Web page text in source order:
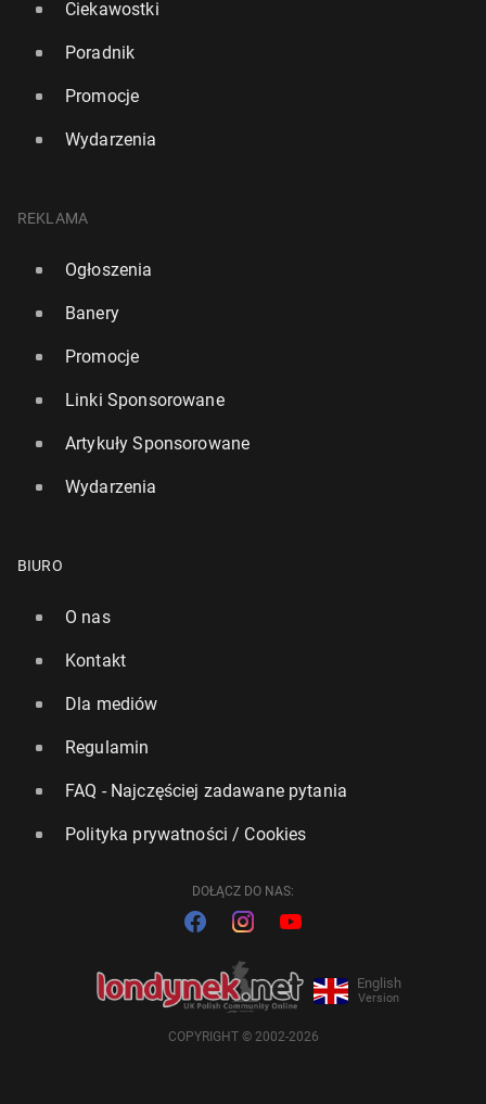
Ciekawostki
Poradnik
Promocje
Wydarzenia
REKLAMA
Ogłoszenia
Banery
Promocje
Linki Sponsorowane
Artykuły Sponsorowane
Wydarzenia
BIURO
O nas
Kontakt
Dla mediów
Regulamin
FAQ - Najczęściej zadawane pytania
Polityka prywatności / Cookies
DOŁĄCZ DO NAS:
English
Version
COPYRIGHT © 2002-2026